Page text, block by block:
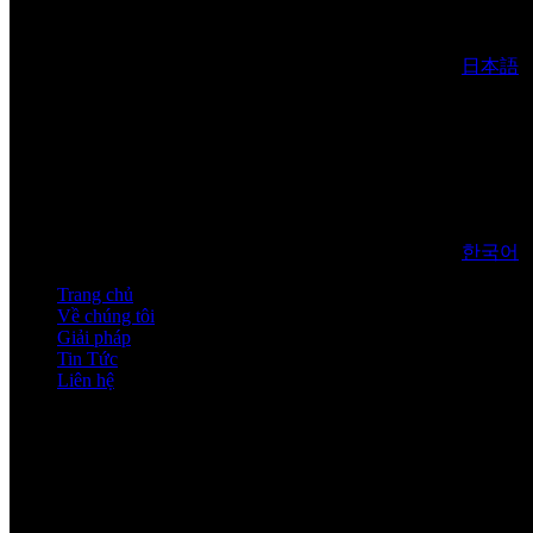
日本語
한국어
Trang chủ
Về chúng tôi
Giải pháp
Tin Tức
Liên hệ